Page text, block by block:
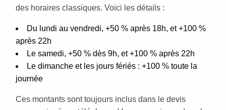
des horaires classiques. Voici les détails :
Du lundi au vendredi, +50 % après 18h, et +100 %
après 22h
Le samedi, +50 % dès 9h, et +100 % après 22h
Le dimanche et les jours fériés : +100 % toute la
journée
Ces montants sont toujours inclus dans le devis